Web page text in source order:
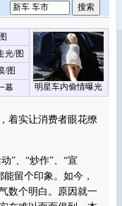
明星车内偷情曝光
光/图
/图
幕
着实让消费者眼花缭
”、“炒作”、“宣
留个印象。如今，
数个明白。原因就一